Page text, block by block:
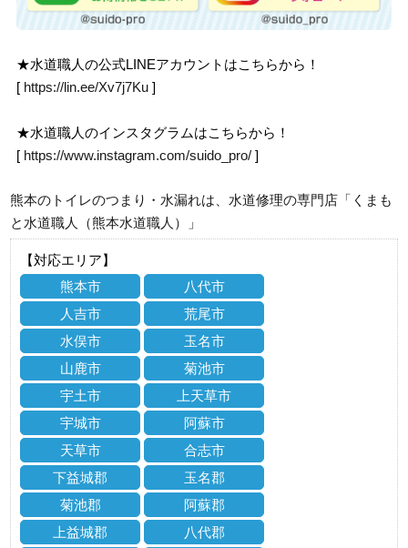
★水道職人の公式LINEアカウントはこちらから！
[ https://lin.ee/Xv7j7Ku ]
★水道職人のインスタグラムはこちらから！
[ https://www.instagram.com/suido_pro/ ]
熊本のトイレのつまり・水漏れは、水道修理の専門店「くまも
と水道職人（熊本水道職人）」
【対応エリア】
熊本市
八代市
人吉市
荒尾市
水俣市
玉名市
山鹿市
菊池市
宇土市
上天草市
宇城市
阿蘇市
天草市
合志市
下益城郡
玉名郡
菊池郡
阿蘇郡
上益城郡
八代郡